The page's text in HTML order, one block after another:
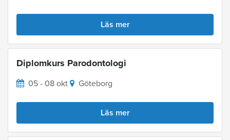
Läs mer
Diplomkurs Parodontologi
05 - 08 okt Göteborg
Läs mer